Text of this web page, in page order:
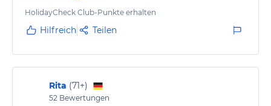
HolidayCheck Club-Punkte erhalten
Hilfreich Teilen
Rita (71+)
52 Bewertungen